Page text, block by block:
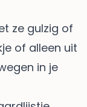
ze gulzig of
of alleen uit
in je